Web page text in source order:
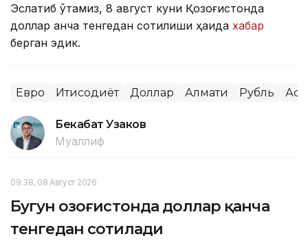
Эслатиб ўтамиз, 8 август куни Қозоғистонда
доллар қанча тенгедан сотилиши ҳақида хабар
берган эдик.
Евро Иқтисодиёт Доллар Алмати Рубль
Бекабат Узаков
Муаллиф
09:38, 08 Август 2026
Бугун Қозоғистонда доллар қанча
тенгедан сотилади